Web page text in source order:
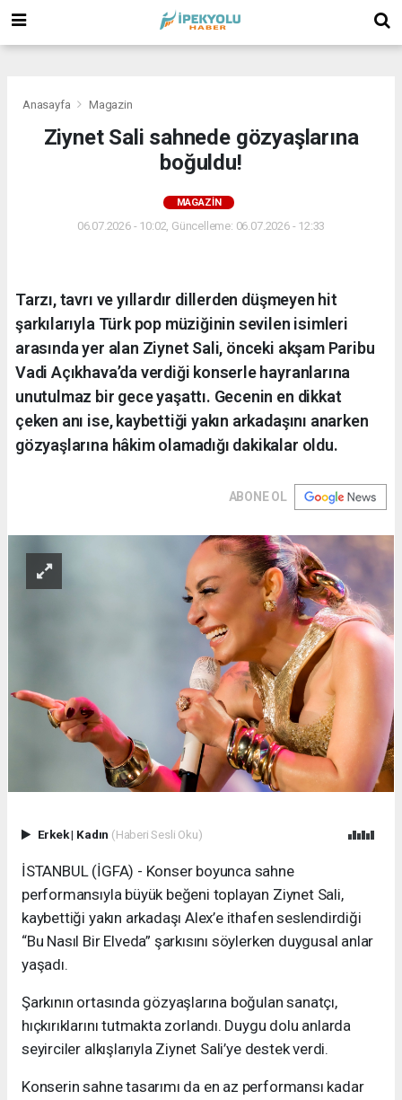
Anasayfa Magazin
Ziynet Sali sahnede gözyaşlarına
boğuldu!
MAGAZIN
06.07.2026 - 10:02, Güncelleme: 06.07.2026 - 12:33
Tarzı, tavrı ve yıllardır dillerden düşmeyen hit
şarkılarıyla Türk pop müziğinin sevilen isimleri
arasında yer alan Ziynet Sali, önceki akşam Paribu
Vadi Açıkhava’da verdiği konserle hayranlarına
unutulmaz bir gece yaşattı. Gecenin en dikkat
çeken anı ise, kaybettiği yakın arkadaşını anarken
gözyaşlarına hâkim olamadığı dakikalar oldu.
ABONE OL
Erkek| Kadın (Haberi Sesli Oku)
İSTANBUL (İGFA) - Konser boyunca sahne
performansıyla büyük beğeni toplayan Ziynet Sali,
kaybettiği yakın arkadaşı Alex’e ithafen seslendirdiği
“Bu Nasıl Bir Elveda” şarkısını söylerken duygusal anlar
yaşadı.
Şarkının ortasında gözyaşlarına boğulan sanatçı,
hıçkırıklarını tutmakta zorlandı. Duygu dolu anlarda
seyirciler alkışlarıyla Ziynet Sali’ye destek verdi.
Konserin sahne tasarımı da en az performansı kadar